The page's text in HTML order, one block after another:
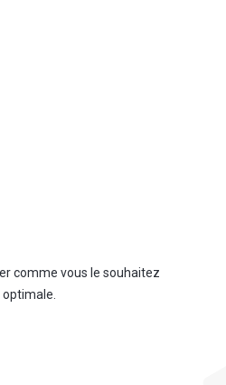
comme vous le souhaitez